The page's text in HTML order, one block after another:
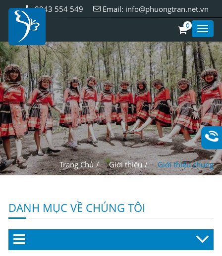
Email: info@phuongtran.net.vn
0943 554 549
0
Styles
Trang Chủ Giới thiệu Giới thiệu chung
DANH MỤC VỀ CHÚNG TÔI